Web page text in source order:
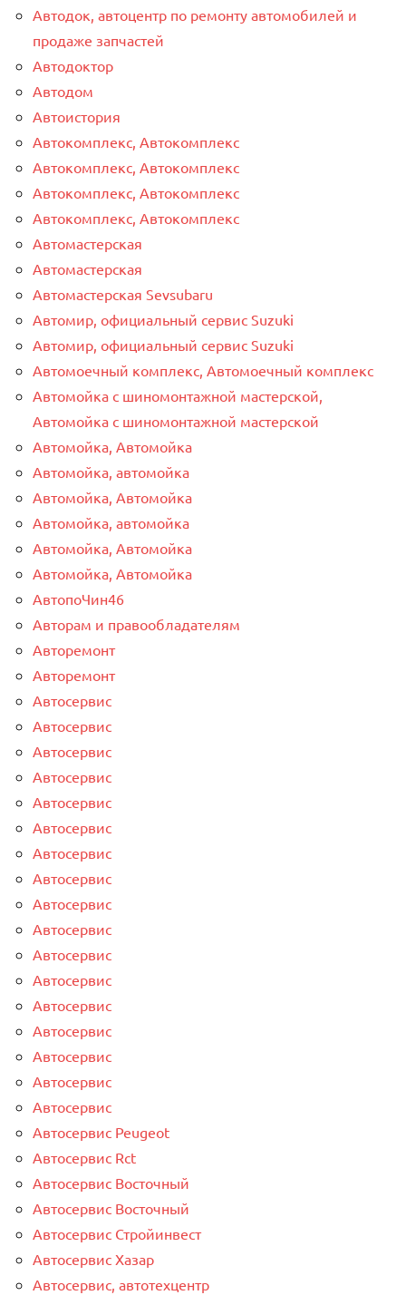
Автодок, автоцентр по ремонту автомобилей и
продаже запчастей
Автодоктор
Автодом
Автоистория
Автокомплекс, Автокомплекс
Автокомплекс, Автокомплекс
Автокомплекс, Автокомплекс
Автокомплекс, Автокомплекс
Автомастерская
Автомастерская
Автомастерская Sevsubaru
Автомир, официальный сервис Suzuki
Автомир, официальный сервис Suzuki
Автомоечный комплекс, Автомоечный комплекс
Автомойка с шиномонтажной мастерской,
Автомойка с шиномонтажной мастерской
Автомойка, Автомойка
Автомойка, автомойка
Автомойка, Автомойка
Автомойка, автомойка
Автомойка, Автомойка
Автомойка, Автомойка
АвтопоЧин46
Авторам и правообладателям
Авторемонт
Авторемонт
Автосервис
Автосервис
Автосервис
Автосервис
Автосервис
Автосервис
Автосервис
Автосервис
Автосервис
Автосервис
Автосервис
Автосервис
Автосервис
Автосервис
Автосервис
Автосервис
Автосервис
Автосервис Peugeot
Автосервис Rct
Автосервис Восточный
Автосервис Восточный
Автосервис Стройинвест
Автосервис Хазар
Автосервис, автотехцентр